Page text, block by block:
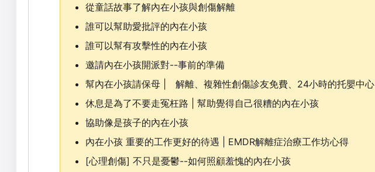
從童話故事了解內在小孩與創傷解離
誰可以幫助愛批評的內在小孩
誰可以幫有攻擊性的內在小孩
邀請內在小孩開派對--事前的準備
幫內在小孩請保母 | 解離、複雜性創傷診友免費、24小時的托嬰中心
休息是為了不要走冤枉路 | 幫助覺得自己很糟的內在小孩
協助像是孩子的內在小孩
內在小孩 重要的工作更好的待遇 | EMDR解離症治療工作坊心得
[心理創傷] 不只是憂鬱--如何照顧羞愧的內在小孩